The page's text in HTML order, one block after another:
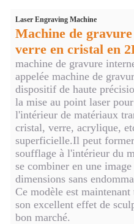
Laser Engraving Machine
Machine de
verre en cristal en
machine de gravure
appelée machine de
dispositif de haute
la mise au point laser
l'intérieur de matériaux
cristal, verre, acrylique,
superficielle.Il peut
soufflage à l'intérieur du
se combiner en une
dimensions sans
Ce modèle est
son excellent effet de
bon marché.